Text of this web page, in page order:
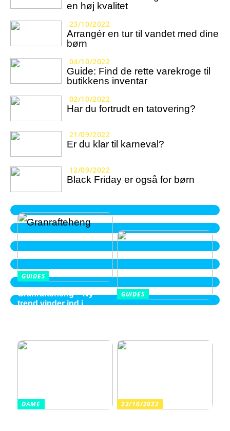
en høj kvalitet
23/10/2022
Arrangér en tur til vandet med dine
børn
04/10/2022
Guide: Find de rette varekroge til
butikkens inventar
02/10/2022
Har du fortrudt en tatovering?
21/09/2022
Er du klar til karneval?
12/09/2022
Black Friday er også for børn
GUIDES
Granrafteheng – Ny
trend vinder ind i
GUIDES
DAME 23/10/2022